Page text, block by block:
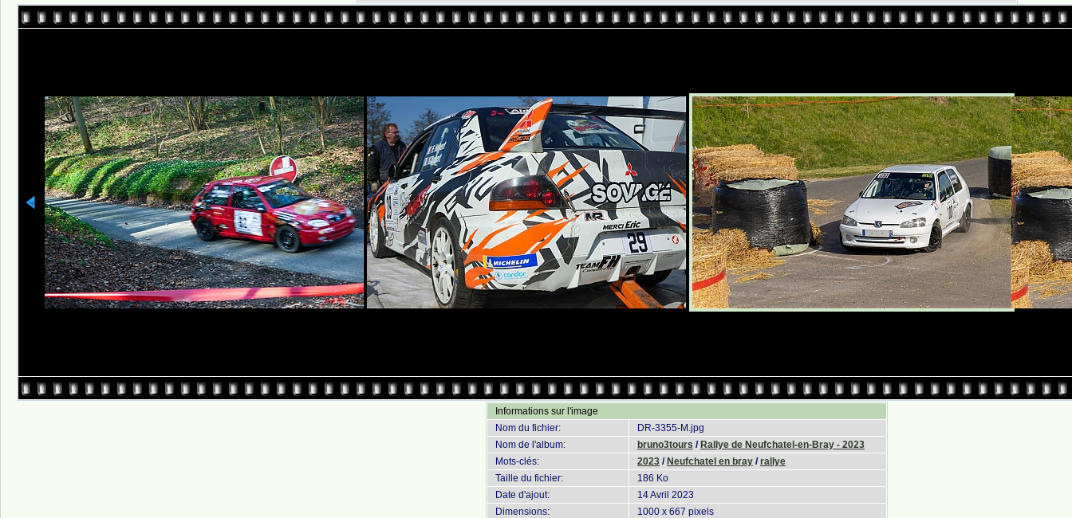
Informations sur l'image
Nom du fichier:
DR-3355-M.jpg
Nom de l'album:
bruno3tours / Rallye de Neufchatel-en-Bray - 2023
Mots-clés:
2023 / Neufchatel en bray /rallye
Taille du fichier:
186 Ko
Date d'ajout:
14 Avril 2023
Dimensions:
1000 x 667 pixels